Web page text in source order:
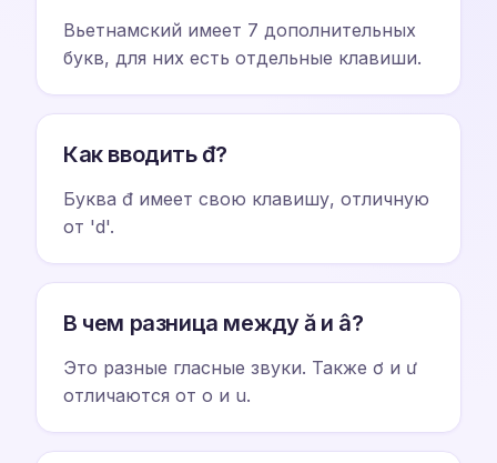
Вьетнамский имеет 7 дополнительных
букв, для них есть отдельные клавиши.
Как вводить đ?
Буква đ имеет свою клавишу, отличную
от 'd'.
В чем разница между ă и â?
Это разные гласные звуки. Также ơ и ư
отличаются от o и u.